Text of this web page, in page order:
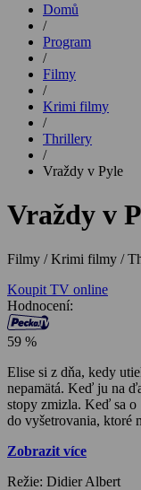
Domů
/
Program
/
Filmy
/
Krimi filmy
/
Thrillery
/
Vraždy v Pyle
Vraždy v
Filmy / Krimi filmy /
Koupit TV online
Hodnocení:
59 %
Elise si z dňa, kedy
nepamätá. Keď ju na
stopy zmizla. Keď sa o
do vyšetrovania, ktoré
Zobrazit více
Režie: Didier Albert